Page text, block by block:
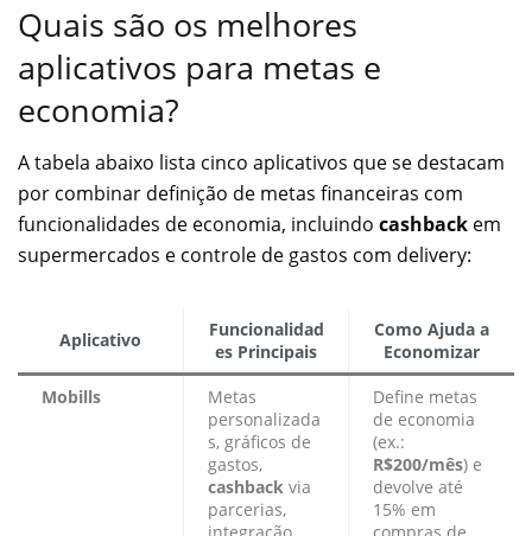
Quais são os melhores
aplicativos para metas e
economia?
A tabela abaixo lista cinco aplicativos que se destacam
por combinar definição de metas financeiras com
funcionalidades de economia, incluindo cashback em
supermercados e controle de gastos com delivery:
Aplicativo
Funcionalidad
es Principais
Como Ajuda a
Economizar
Mobills
Metas
personalizada
s, gráficos de
gastos,
cashback via
parcerias,
Define metas
de economia
(ex.:
R$200/mês) e
devolve até
15% em